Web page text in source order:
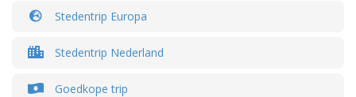
Stedentrip Europa
Stedentrip Nederland
Goedkope trip